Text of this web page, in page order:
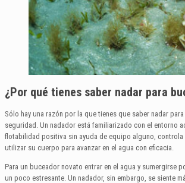
¿Por qué tienes saber nadar para
Sólo hay una razón por la que tienes que saber nadar
seguridad. Un nadador está familiarizado con el entorno
flotabilidad positiva sin ayuda de equipo alguno, controla
utilizar su cuerpo para avanzar en el agua con eficacia.
Para un buceador novato entrar en el agua y sumergirse
un poco estresante. Un nadador, sin embargo, se siente